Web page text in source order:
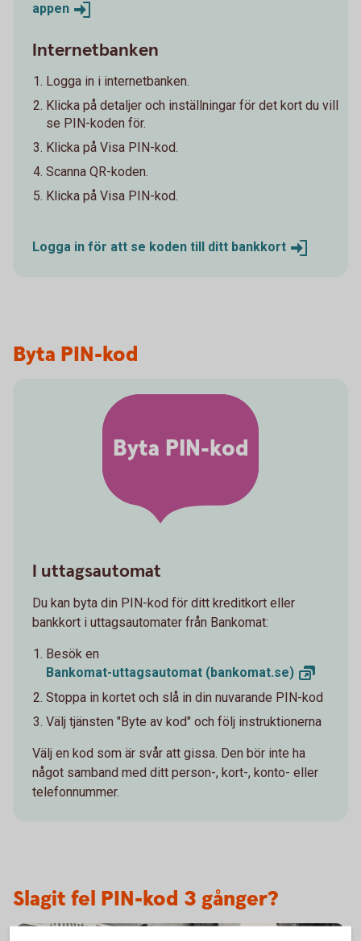
appen
Internetbanken
Logga in i internetbanken.
Klicka på detaljer och inställningar för det kort du vill
se PIN-koden för.
Klicka på Visa PIN-kod.
Scanna QR-koden.
Klicka på Visa PIN-kod.
Logga in för att se koden till ditt bankkort
Byta PIN-kod
Byta PIN-kod
I uttagsautomat
Du kan byta din PIN-kod för ditt kreditkort eller
bankkort i uttagsautomater från Bankomat:
Besök en
Bankomat-uttagsautomat (bankomat.se)
Stoppa in kortet och slå in din nuvarande PIN-kod
Välj tjänsten "Byte av kod" och följ instruktionerna
Välj en kod som är svår att gissa. Den bör inte ha
något samband med ditt person-, kort-, konto- eller
telefonnummer.
Slagit fel PIN-kod 3 gånger?